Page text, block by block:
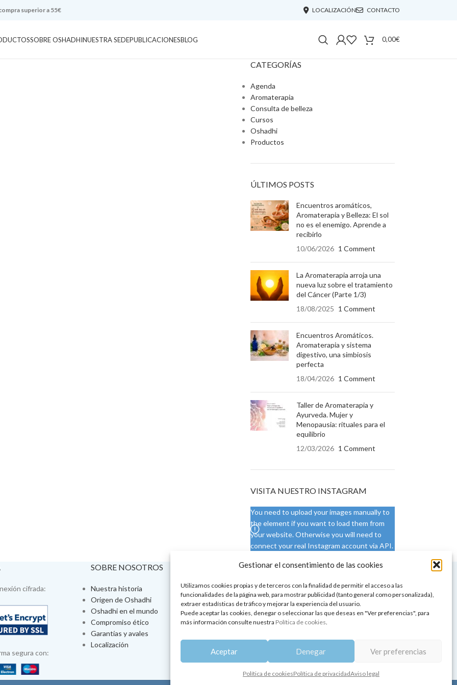
Gestionar el consentimiento de las cookies
Utilizamos cookies propias y de terceros con la finalidad de permitir el acceso a las
funcionalidades de la página web, para mostrar publicidad (tanto general como personalizada),
extraer estadísticas de tráfico y mejorar la experiencia del usuario.
Puede aceptar las cookies, denegar o seleccionar las que deseas en "Ver preferencias", para
más información consulte nuestra Política de cookies.
Aceptar Denegar Ver preferencias
Política de cookiesPolítica de privacidadAviso legal
superior a 55€ LOCALIZACIÓN CONTACTO
SOBRE OSHADHINUESTRA SEDEPUBLICACIONESBLOG 0,00€
CATEGORÍAS
Agenda
Aromaterapia
Consulta de belleza
Cursos
Oshadhi
Productos
ÚLTIMOS POSTS
Encuentros aromáticos,
Aromaterapia y Belleza: El sol
no es el enemigo. Aprende a
recibirlo
10/06/2026 1 Comment
La Aromaterapia arroja una
nueva luz sobre el tratamiento
del Cáncer (Parte 1/3)
18/08/2025 1 Comment
Encuentros Aromáticos.
Aromaterapia y sistema
digestivo, una simbiosis
perfecta
18/04/2026 1 Comment
Taller de Aromaterapia y
Ayurveda. Mujer y
Menopausia: rituales para el
equilibrio
12/03/2026 1 Comment
VISITA NUESTRO INSTAGRAM
You need to upload your images manually to
the element if you want to load them from
your website. Otherwise you will need to
connect your real Instagram account via API.
cifrada:
segura con:
SOBRE NOSOTROS
Nuestra historia
Origen de Oshadhi
Oshadhi en el mundo
Compromiso ético
Garantías y avales
Localización
VISÍTA NUESTRA SEDE
Tienda física
Talleres de aromaterapia
Tratamientos de belleza
Ayurveda
Aromaterapia y bienestar
CONDICIONES DE USO
Condiciones generales
Cambios y devoluciones
Formas de pago
Formas de envío